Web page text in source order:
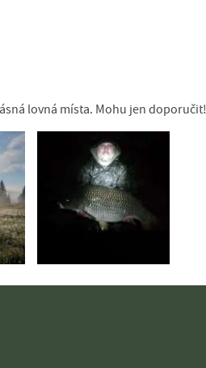
lovná místa. Mohu jen doporučit!